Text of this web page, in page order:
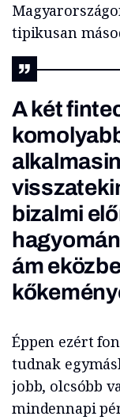
tipikusan
A két
bizalmi
ám
Éppen ezért
tudnak
jobb, olcsóbb
mindennapi